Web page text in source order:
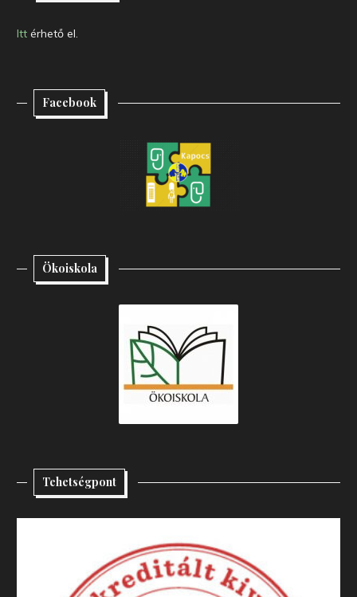
Itt érhető el.
Facebook
Ökoiskola
Tehetségpont